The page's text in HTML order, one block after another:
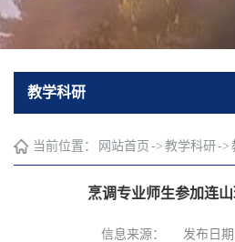
教学科研
当前位置： 网站首页 -> 教学科研->
烹调专业师生参加连
信息来源： 发布日